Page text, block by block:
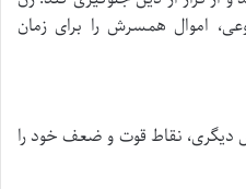
اموال همسرش را برای زمان
دیگری، نقاط قوت و ضعف خود را